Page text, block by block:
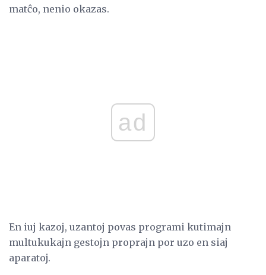
matĉo, nenio okazas.
ad
En iuj kazoj, uzantoj povas programi kutimajn
multukukajn gestojn proprajn por uzo en siaj
aparatoj.